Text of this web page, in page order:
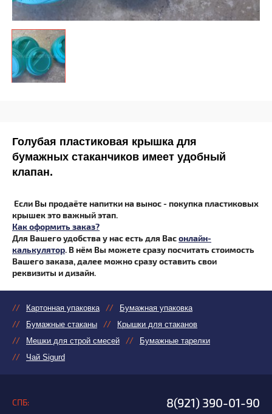
Голубая пластиковая крышка для
бумажных стаканчиков имеет удобный
клапан.
Если Вы продаёте напитки на вынос - покупка пластиковых
крышек это важный этап.
Как оформить заказ?
Для Вашего удобства у нас есть для Васонлайн-
калькулятор. В нём Вы можете сразу посчитать стоимость
Вашего заказа, далее можно сразу оставить свои
реквизиты и дизайн.
Картонная упаковка
Бумажная упаковка
Бумажные стаканы
Крышки для стаканов
Мешки для строй смесей
Бумажные тарелки
Чай Sigurd
СПБ:
8(921) 390-01-90